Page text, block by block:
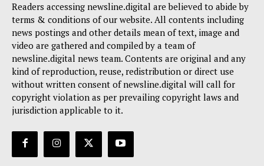
Readers accessing newsline.digital are believed to abide by
terms & conditions of our website. All contents including
news postings and other details mean of text, image and
video are gathered and compiled by a team of
newsline.digital news team. Contents are original and any
kind of reproduction, reuse, redistribution or direct use
without written consent of newsline.digital will call for
copyright violation as per prevailing copyright laws and
jurisdiction applicable to it.